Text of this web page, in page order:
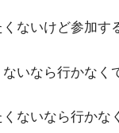
ないけど参加す
いなら行かなく
ないなら行か